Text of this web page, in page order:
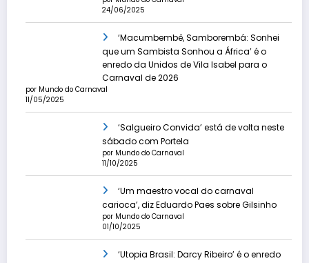
24/06/2025
‘Macumbembê, Samborembá: Sonhei
que um Sambista Sonhou a África’ é o
enredo da Unidos de Vila Isabel para o
Carnaval de 2026
por Mundo do Carnaval
11/05/2025
‘Salgueiro Convida’ está de volta neste
sábado com Portela
por Mundo do Carnaval
11/10/2025
‘Um maestro vocal do carnaval
carioca’, diz Eduardo Paes sobre Gilsinho
por Mundo do Carnaval
01/10/2025
‘Utopia Brasil: Darcy Ribeiro’ é o enredo